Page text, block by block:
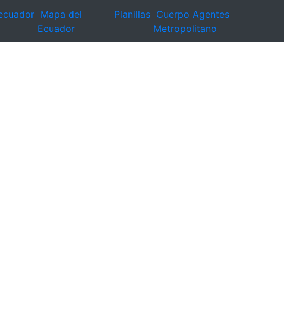
Mapa del
Ecuador
Planillas Cuerpo Agentes
Metropolitano